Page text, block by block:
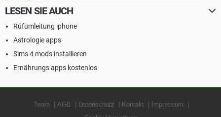
LESEN SIE AUCH
Rufumleitung iphone
Astrologie apps
Sims 4 mods installieren
Ernährungs apps kostenlos
Team AGB Datenschutz Kontakt
Impressum